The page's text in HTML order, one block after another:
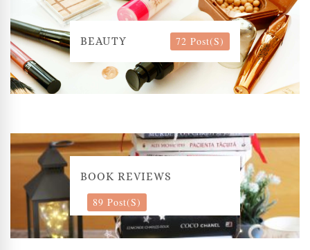
BEAUTY 72 Post(s)
BOOK REVIEWS
89 Post(s)